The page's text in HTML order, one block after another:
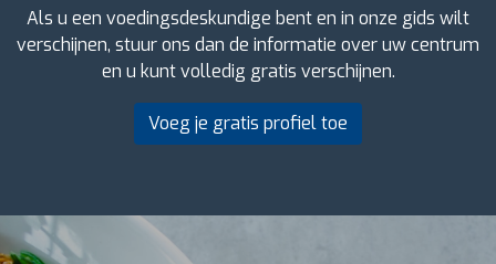
Als u een voedingsdeskundige bent en in onze gids wilt
verschijnen, stuur ons dan de informatie over uw centrum
en u kunt volledig gratis verschijnen.
Voeg je gratis profiel toe